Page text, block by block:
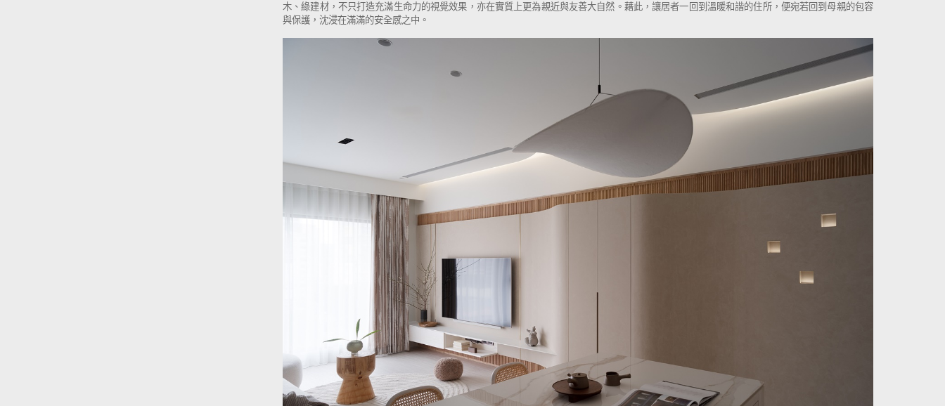
木、綠建材，不只打造充滿生命力的視覺效果，亦在實質上更為親近與友善大自然。藉此，讓居者一回到溫暖和諧的住所，便宛若回到母親的包容
與保護，沈浸在滿滿的安全感之中。